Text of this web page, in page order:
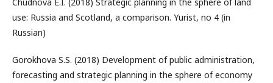
use: Russia and Scotland, a comparison. Yurist, no 4 (in
Russian)
Gorokhova S.S. (2018) Development of public administration,
forecasting and strategic planning in the sphere of economy